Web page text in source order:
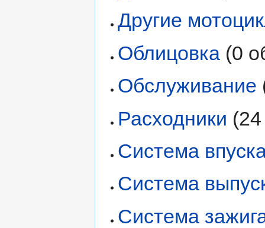
Другие
Облицовка (0
Обслуживание
Расходники
Система
Система
Система